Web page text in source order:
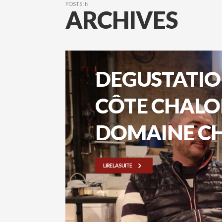
POSTS IN
ARCHIVES
CÔTE
DOMAINE
LIRE LA SUITE